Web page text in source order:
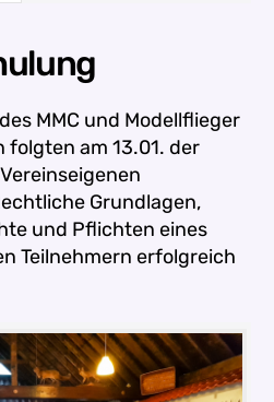
MMC und Modellflieger
folgten am 13.01. der
Grundlagen,
und Pflichten eines
Teilnehmern erfolgreich